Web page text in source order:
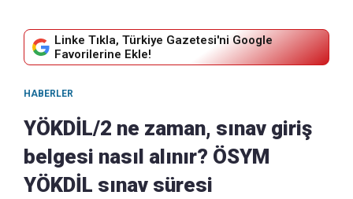
Linke Tıkla, Türkiye Gazetesi'ni Google
Favorilerine Ekle!
HABERLER
YÖKDİL/2 ne zaman, sınav giriş
belgesi nasıl alınır? ÖSYM
YÖKDİL sınav süresi